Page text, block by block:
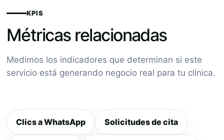
KPIS
Métricas relacionadas
Medimos los indicadores que determinan si este
servicio está generando negocio real para tu clínica.
Clics a WhatsApp Solicitudes de cita